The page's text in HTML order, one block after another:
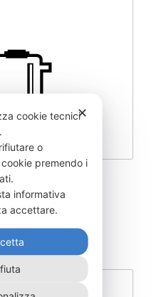
€
✕
cookie tecnici
o
premendo i
informativa
accettare.